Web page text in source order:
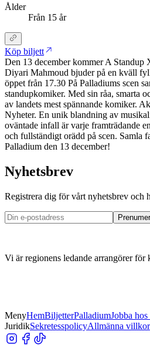
Ålder
Från 15 år
Köp biljett
Den 13 december kommer A
Diyari Mahmoud bjuder på en kväll
öppet från 17.30 På Palladiums scen
standupkomiker. Med sin råa, smarta
av landets mest spännande komiker.
Nyheter. En unik blandning av
oväntade infall är varje framträdande
och fullständigt orädd på scen. Samla
Palladium den 13 december!
Nyhetsbrev
Registrera dig för vårt nyhetsbrev och
Vi är regionens ledande arrangörer
MenyHemBiljetterPalladiumJobba hos
JuridikSekretesspolicyAllmänna villkor